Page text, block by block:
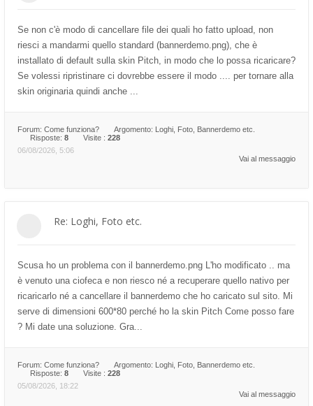
Se non c'è modo di cancellare file dei quali ho fatto upload, non
riesci a mandarmi quello standard (bannerdemo.png), che è
installato di default sulla skin Pitch, in modo che lo possa ricaricare?
Se volessi ripristinare ci dovrebbe essere il modo .... per tornare alla
skin originaria quindi anche ...
Forum: Come funziona? Argomento: Loghi, Foto, Bannerdemo etc.
Risposte: 8 Visite : 228
06/08/2026, 5:06
Vai al messaggio
Re: Loghi, Foto etc.
Scusa ho un problema con il bannerdemo.png L'ho modificato .. ma
è venuto una ciofeca e non riesco né a recuperare quello nativo per
ricaricarlo né a cancellare il bannerdemo che ho caricato sul sito. Mi
serve di dimensioni 600*80 perché ho la skin Pitch Come posso fare
? Mi date una soluzione. Gra...
Forum: Come funziona? Argomento: Loghi, Foto, Bannerdemo etc.
Risposte: 8 Visite : 228
05/08/2026, 18:22
Vai al messaggio